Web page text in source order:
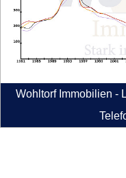
Wohltorf Immobilien -